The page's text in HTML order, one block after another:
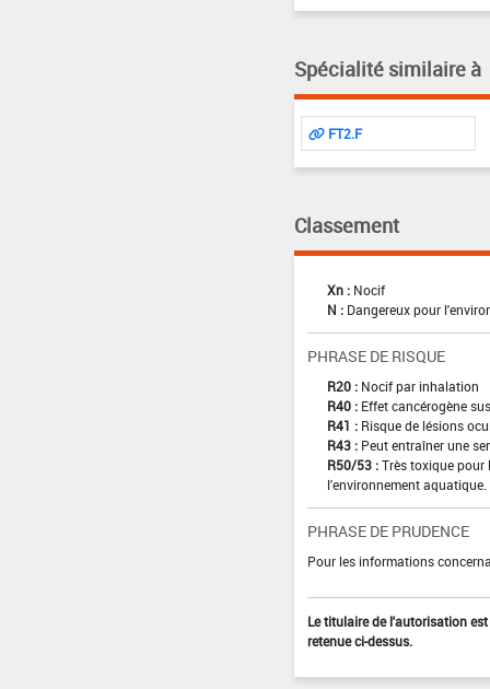
Spécialité similaire à
FT2.F
Classement
Xn : Nocif
N : Dangereux pour
PHRASE DE RISQUE
R20 : Nocif par inhalation
R40 : Effet cancérogène
R41 : Risque de lésions
R43 : Peut entraîner une
R50/53 : Très toxique pour
l'environnement aquatique.
PHRASE DE PRUDENCE
Pour les informations
Le titulaire de l'autorisation
retenue ci-dessus.